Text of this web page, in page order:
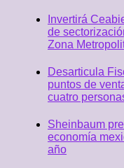
Invertirá
de
Zona
Desarticula
puntos de
cuatro
Sheinbaum
economía
año